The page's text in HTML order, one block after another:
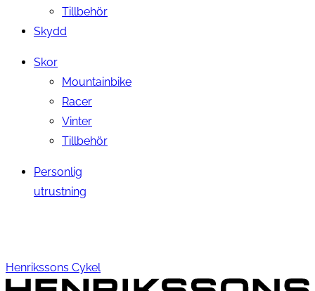
Tillbehör
Skydd
Skor
Mountainbike
Racer
Vinter
Tillbehör
Personlig
utrustning
Henrikssons Cykel